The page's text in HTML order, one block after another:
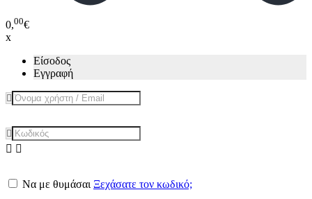
0,00€
x
Είσοδος
Εγγραφή
Να με θυμάσαι Ξεχάσατε τον κωδικό;